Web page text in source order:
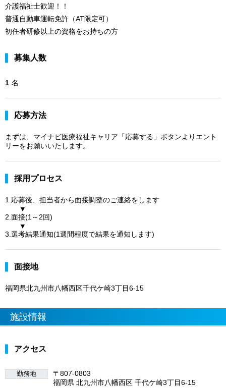
介護福祉士歓迎！！
普通自動車運転免許（AT限定可）
初任者研修以上の資格をお持ちの方
募集人数
1 名
応募方法
まずは、マイナビ医療福祉キャリア「応募する」ボタンよりエント
リーをお願いいたします。
採用プロセス
1.応募後、担当者から面接調整のご連絡をします
▼
2.面接(1～2回)
▼
3.選考結果通知(1週間程度で結果を通知します)
面接地
福岡県北九州市八幡西区千代ケ崎3丁目6-15
施設情報
アクセス
勤務地
〒807-0803
福岡県 北九州市八幡西区 千代ケ崎3丁目6-15